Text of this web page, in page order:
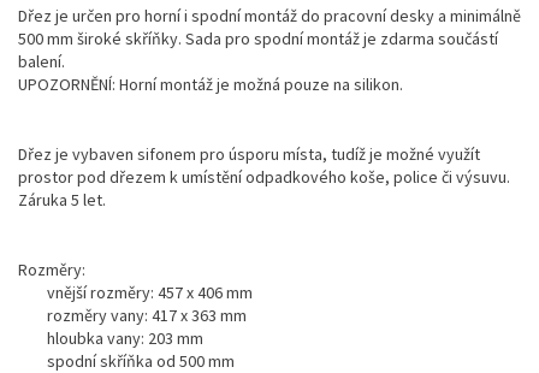
Dřez je určen pro horní i spodní montáž do pracovní desky a minimálně
500 mm široké skříňky. Sada pro spodní montáž je zdarma součástí
balení.
UPOZORNĚNÍ: Horní montáž je možná pouze na silikon.
Dřez je vybaven sifonem pro úsporu místa, tudíž je možné využít
prostor pod dřezem k umístění odpadkového koše, police či výsuvu.
Záruka 5 let.
Rozměry:
vnější rozměry: 457 x 406 mm
rozměry vany: 417 x 363 mm
hloubka vany: 203 mm
spodní skříňka od 500 mm